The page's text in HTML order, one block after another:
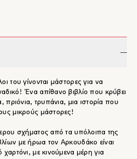
του γίνονται μάστορες για να
Ένα απίθανο βιβλίο που κρύβει
πριόνια, τρυπάνια, μια ιστορία που
μικρούς μάστορες!
σχήματος από τα υπόλοιπα της
με ήρωα τον Αρκουδάκο είναι
χαρτόνι, με κινούμενα μέρη για